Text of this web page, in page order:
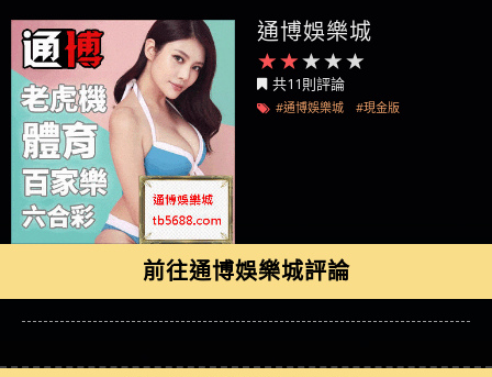
通博娛樂城
共11則評論
#通博娛樂城 #現金版
前往通博娛樂城評論